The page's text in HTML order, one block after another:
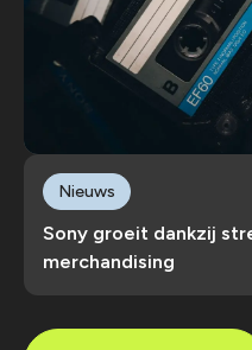
Sony groeit dankzij
merchandising
Nieuws